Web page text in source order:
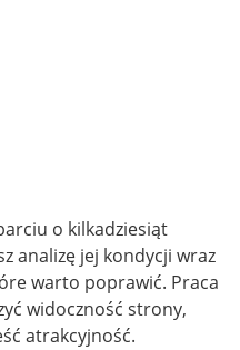
o kilkadziesiąt
analizę jej kondycji wraz
warto poprawić. Praca
widoczność strony,
atrakcyjność.